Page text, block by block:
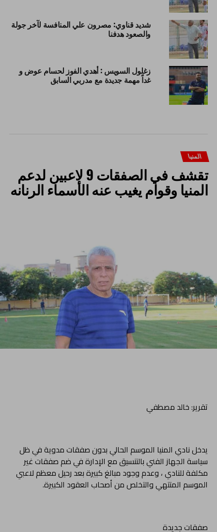
شديد قناوي: مصرون علي المنافسة لآخر جولة
والصعود هدفنا
زغلول السويس : أهدي الفوز لحسام عوض و
غداً مهمة جديدة مع مدربي السابق
المنيا
تقشف في الصفقات 9 لاعبين لدعم
المنيا وقوام يغيب عنه الأسماء الرنانه
تقرير: خالد مصطفي
يدخل نادي المنيا الموسم الحالي بدون صفقات مدوية في ظل
سياسة الجهاز الفني بالتنسيق مع الإدارة في ضم صفقات غير
مكلفة للنادي ، وعدم وجود مبالغ كبيرة بعد رحيل معظم لاعبي
الموسم المتتهي والتخلص من أصحاب العقود الكبيرة.
صفقات جديدة